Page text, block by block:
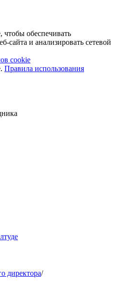
обеспечивать
сайта и анализировать сетевой
cookie
Правила использования
директора/